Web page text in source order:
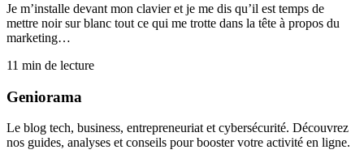
Je m’installe devant mon clavier et je me dis qu’il est temps de
mettre noir sur blanc tout ce qui me trotte dans la tête à propos du
marketing…
11 min de lecture
Geniorama
Le blog tech, business, entrepreneuriat et cybersécurité. Découvrez
nos guides, analyses et conseils pour booster votre activité en ligne.